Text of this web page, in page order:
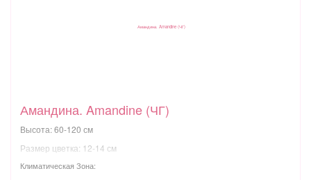
Амандина. Amandine (ЧГ)
Высота: 60-120 см
Размер цветка: 12-14 см
Климатическая Зона: